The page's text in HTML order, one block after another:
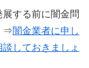
する前に闇金問
⇒闇金業者に申し
しておきましょ